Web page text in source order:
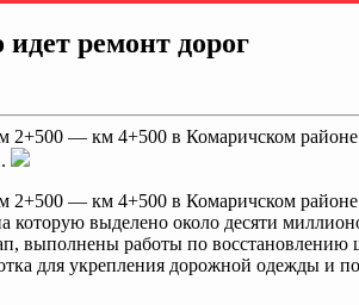
ремонт дорог
2+500 — км 4+500 в Комаричском
2+500 — км 4+500 в Комаричском
которую выделено около десяти
выполнены работы по восстановлению
для укрепления дорожной одежды и